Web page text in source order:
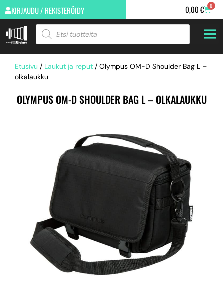
KIRJAUDU / REKISTERÖIDY 0,00€ 0
Etusivu / Laukut ja reput / Olympus OM-D Shoulder Bag L –
olkalaukku
OLYMPUS OM-D SHOULDER BAG L – OLKALAUKKU